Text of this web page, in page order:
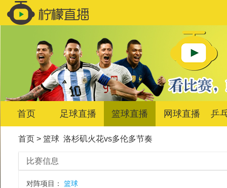
首页 足球直播 篮球直播 网球直播 乒
首页> 篮球 洛杉矶火花vs多伦多节奏
比赛信息
对阵项目： 篮球